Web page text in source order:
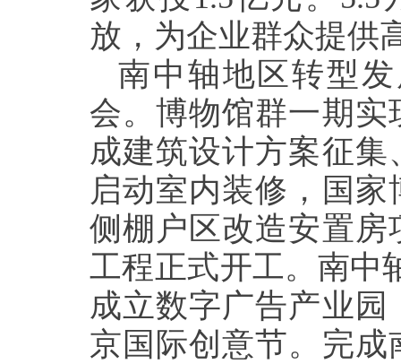
放，为企业群众提供
南中轴地区转型
会。博物馆群一期
成建筑设计方案征
启动室内装修，国
侧棚户区改造安置
工程正式开工。南中
成立数字广告产业
京国际创意节。完